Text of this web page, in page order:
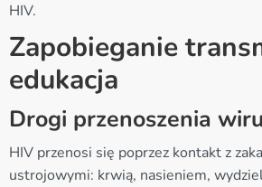
HIV.
Zapobieganie
edukacja
Drogi przenoszenia
HIV przenosi się poprzez kontakt z
ustrojowymi: krwią, nasieniem,